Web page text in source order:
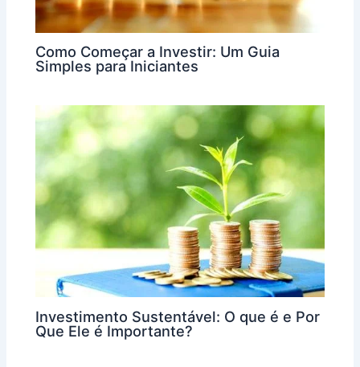
Como Começar a Investir: Um Guia
Simples para Iniciantes
Investimento Sustentável: O que é e Por
Que Ele é Importante?